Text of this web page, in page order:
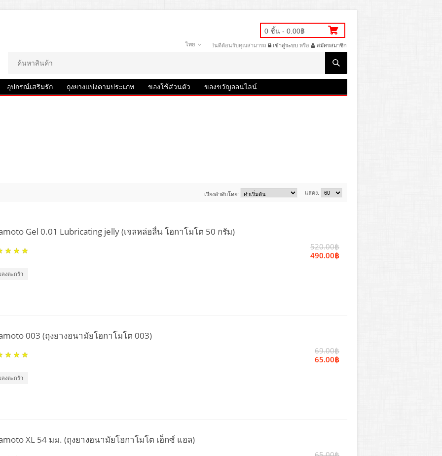
ยินดีต้อนรับคุณสามารถ เข้าสู่ระบบ หรือ สมัครสมาชิก
0 ชิ้น - 0.00฿
ไทย
อุปกรณ์เสริมรัก ถุงยางแบ่งตามประเภท ของใช้ส่วนตัว ของขวัญออนไลน์
แสดง:
เรียงลำดับโดย:
Gel 0.01 Lubricating jelly (เจลหล่อลื่น โอกาโมโต 50 กรัม)
520.00฿
490.00฿
ลงตะกร้า
003 (ถุงยางอนามัยโอกาโมโต 003)
69.00฿
65.00฿
ลงตะกร้า
XL 54 มม. (ถุงยางอนามัยโอกาโมโต เอ็กซ์ แอล)